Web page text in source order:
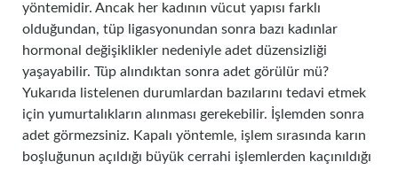
yöntemidir. Ancak her kadının vücut yapısı farklı
olduğundan, tüp ligasyonundan sonra bazı kadınlar
hormonal değişiklikler nedeniyle adet düzensizliği
yaşayabilir. Tüp alındıktan sonra adet görülür mü?
Yukarıda listelenen durumlardan bazılarını tedavi etmek
için yumurtalıkların alınması gerekebilir. İşlemden sonra
adet görmezsiniz. Kapalı yöntemle, işlem sırasında karın
boşluğunun açıldığı büyük cerrahi işlemlerden kaçınıldığı